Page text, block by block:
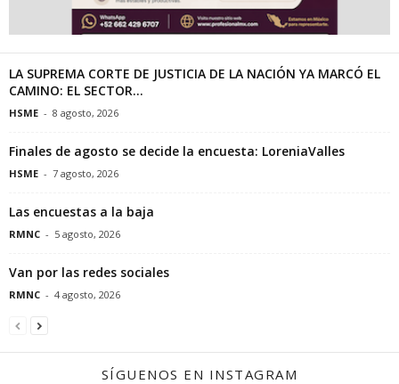
LA SUPREMA CORTE DE JUSTICIA DE LA NACIÓN YA MARCÓ EL
CAMINO: EL SECTOR...
HSME - 8 agosto, 2026
Finales de agosto se decide la encuesta: LoreniaValles
HSME - 7 agosto, 2026
Las encuestas a la baja
RMNC - 5 agosto, 2026
Van por las redes sociales
RMNC - 4 agosto, 2026
SÍGUENOS EN INSTAGRAM